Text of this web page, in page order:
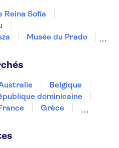
Reina Sofía
Musée du Prado
Picasso
Casa Vicens
Parc Güell
Belgique
dominicaine
Grèce